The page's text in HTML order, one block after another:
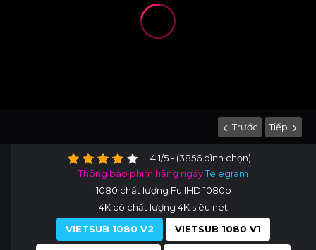
Trước Tiếp
4.1/5 - (3856 bình chọn)
Thông báo phim hằng ngàyTelegram
1080 chất lượng FullHD 1080p
4K có chất lượng 4K siêu nét
VIETSUB 1080 V2
VIETSUB 1080 V1